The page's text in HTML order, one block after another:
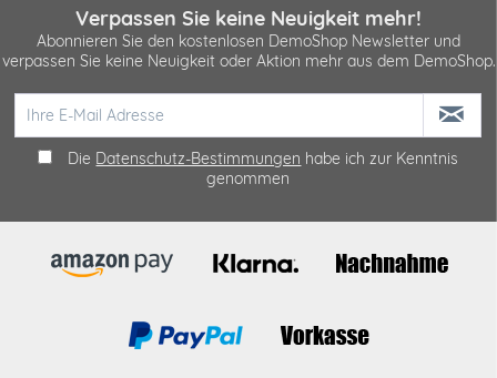
Verpassen Sie keine Neuigkeit mehr!
Abonnieren Sie den kostenlosen DemoShop Newsletter und
verpassen Sie keine Neuigkeit oder Aktion mehr aus dem DemoShop.
Die Datenschutz-Bestimmungen habe ich zur Kenntnis
genommen